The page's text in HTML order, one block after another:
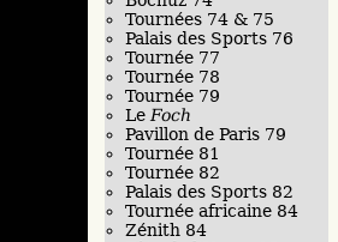
Tournées 74 & 75
Palais des Sports 76
Tournée 77
Tournée 78
Tournée 79
Le Foch
Pavillon de Paris 79
Tournée 81
Tournée 82
Palais des Sports 82
Tournée africaine 84
Zénith 84